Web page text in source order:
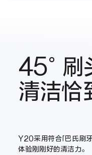
45°刷
清洁恰
Y20采用符合「巴氏刷
体验刚刚好的清洁力。